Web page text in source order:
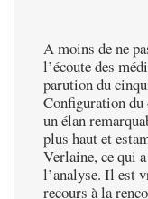
A moins de ne
l’écoute des
parution du
Configuration du
un élan
plus haut et
Verlaine, ce qui
l’analyse. Il est
recours à la